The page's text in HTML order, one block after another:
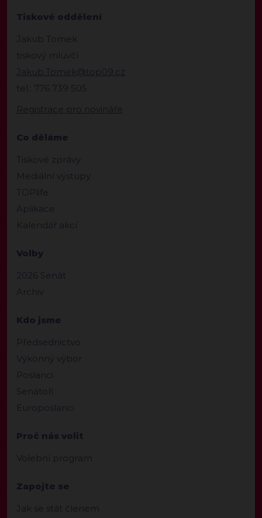
Tiskové oddělení
Jakub Tomek
tiskový mluvčí
Jakub.Tomek@top09.cz
tel.: 776 739 505
Registrace pro novináře
Co děláme
Tiskové zprávy
Mediální výstupy
TOPlife
Aplikace
Kalendář akcí
Volby
2026 Senát
Archiv
Kdo jsme
Předsednictvo
Výkonný výbor
Poslanci
Senátoři
Europoslanci
Proč nás volit
Volební program
Zapojte se
Jak se stát členem